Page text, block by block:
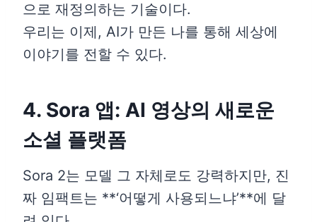
으로 재정의하는 기술이다.
우리는 이제, AI가 만든 나를 통해 세상에
이야기를 전할 수 있다.
4. Sora 앱: AI 영상의 새로운
소셜 플랫폼
Sora 2는 모델 그 자체로도 강력하지만, 진
짜 임팩트는 **‘어떻게 사용되느냐’**에 달